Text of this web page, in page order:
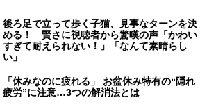
後ろ足で立って歩く子猫、見事なターンを決
める！ 賢さに視聴者から驚嘆の声「かわい
すぎて耐えられない！」「なんて素晴らし
い」
「休みなのに疲れる」 お盆休み特有の“隠れ
疲労”に注意…3つの解消法とは